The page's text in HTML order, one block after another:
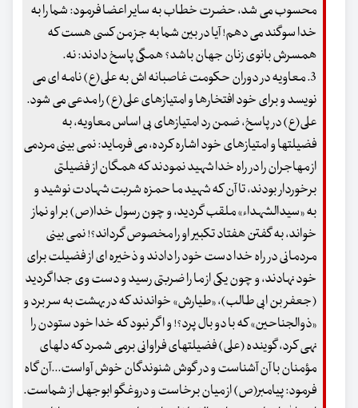
محسوب می شد، حضرت خطاب به سایر اعضا فرمود: شما را به
خدا سوگند می دهم! آیا در بین شما به جز من کسی هست که
همسرش بانوی زنان جهان باشد؟ همگی پاسخ دادند: نه.
3. معاویه در دوران حکومت غاصبانه اش به علی(ع) نامه ای می
نویسد و برای خود افتخارها و امتیازهای علی(ع) را مدعی می شود.
علی(ع) در پاسخ، ضمن رد امتیازهای بی اساس معاویه، به
فضیلتها و امتیازهای خود اشاره کرده، می فرماید: نمی بینی مردمی
از مهاجران را در راه خدا شهید نمودند که همگان از فضیلتی
برخوردار بودند، تا آن که شهید ما حمزه شربت شهادت نوشید و
به «سیدالشهداء» ملقب گردید، و چون رسول خدا(ص) بر او نماز
خواند، به گفتن هفتاد تکبیر او را مخصوص گرداند؟! نمی بینی
مردمانی در راه خدا دست خود را دادند و ذخیره ای از فضیلت برای
خود نهادند، و چون یکی از ما را ضربتی رسید و دست وی جدا گردید
(جعفر بن ابی طالب)، «طیارش» خواندند که در بهشت به سر برد و
«ذوالجناحین» که با دو بال پرد؟! و اگر نبود که خدا خود ستودن را
نهی کرد، گوینده (علی) فضیلتهای فراوانی برمی شمرد که دلهای
مؤمنان با آن آشناست و در گوش شنوندگان خوش آواست...آن گاه
فرمود: پیامبر(ص) از میان برخاست و دروغگو ابوجهل از شماست.